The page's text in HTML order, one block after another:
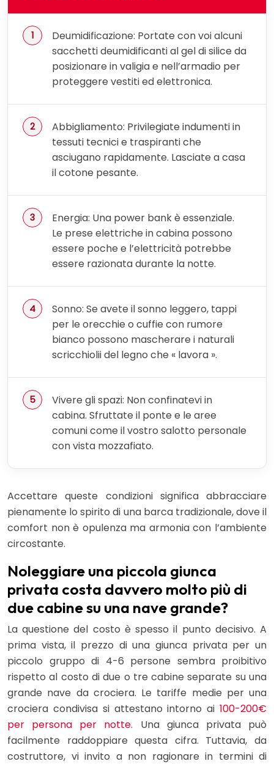
Deumidificazione: Portate con voi alcuni
sacchetti deumidificanti al gel di silice da
posizionare in valigia e nell’armadio per
proteggere vestiti ed elettronica.
Abbigliamento: Privilegiate indumenti in
tessuti tecnici e traspiranti che
asciugano rapidamente. Lasciate a casa
il cotone pesante.
Energia: Una power bank è essenziale.
Le prese elettriche in cabina possono
essere poche e l’elettricità potrebbe
essere razionata durante la notte.
Sonno: Se avete il sonno leggero, tappi
per le orecchie o cuffie con rumore
bianco possono mascherare i naturali
scricchiolii del legno che « lavora ».
Vivere gli spazi: Non confinatevi in
cabina. Sfruttate il ponte e le aree
comuni come il vostro salotto personale
con vista mozzafiato.
Accettare queste condizioni significa abbracciare
pienamente lo spirito di una barca tradizionale, dove il
comfort non è opulenza ma armonia con l’ambiente
circostante.
Noleggiare una piccola giunca
privata costa davvero molto più di
due cabine su una nave grande?
La questione del costo è spesso il punto decisivo. A
prima vista, il prezzo di una giunca privata per un
piccolo gruppo di 4-6 persone sembra proibitivo
rispetto al costo di due o tre cabine separate su una
grande nave da crociera. Le tariffe medie per una
crociera condivisa si attestano intorno ai 100-200€
per persona per notte. Una giunca privata può
facilmente raddoppiare questa cifra. Tuttavia, da
costruttore, vi invito a non ragionare in termini di